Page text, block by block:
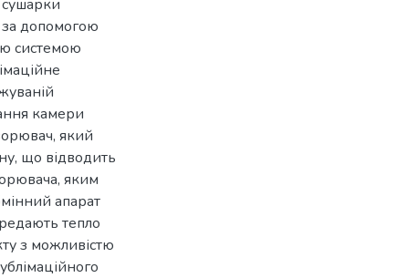
сушарки
допомогою
системою
камери
який
що відводить
яким
апарат
тепло
з можливістю